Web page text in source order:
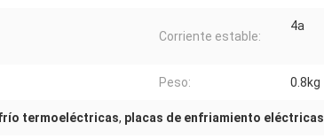
Corriente estable:
4a
Peso: 0.8kg
termoeléctricas, placas de enfriamiento eléctricas